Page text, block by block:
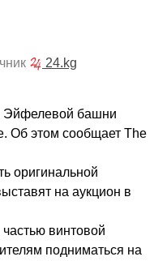
24.kg
Эйфелевой башни
Об этом сообщает The
оригинальной
на аукцион в
винтовой
подниматься на